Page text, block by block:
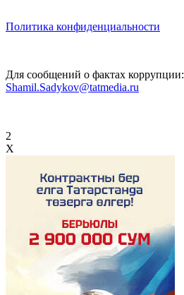
Политика конфиденциальности
Для сообщений о фактах коррупции:
Shamil.Sadykov@tatmedia.ru
2
X